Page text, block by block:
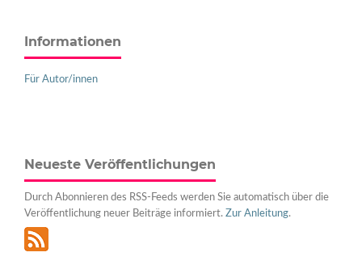
Informationen
Für Autor/innen
Neueste Veröffentlichungen
Durch Abonnieren des RSS-Feeds werden Sie automatisch über die
Veröffentlichung neuer Beiträge informiert. Zur Anleitung.